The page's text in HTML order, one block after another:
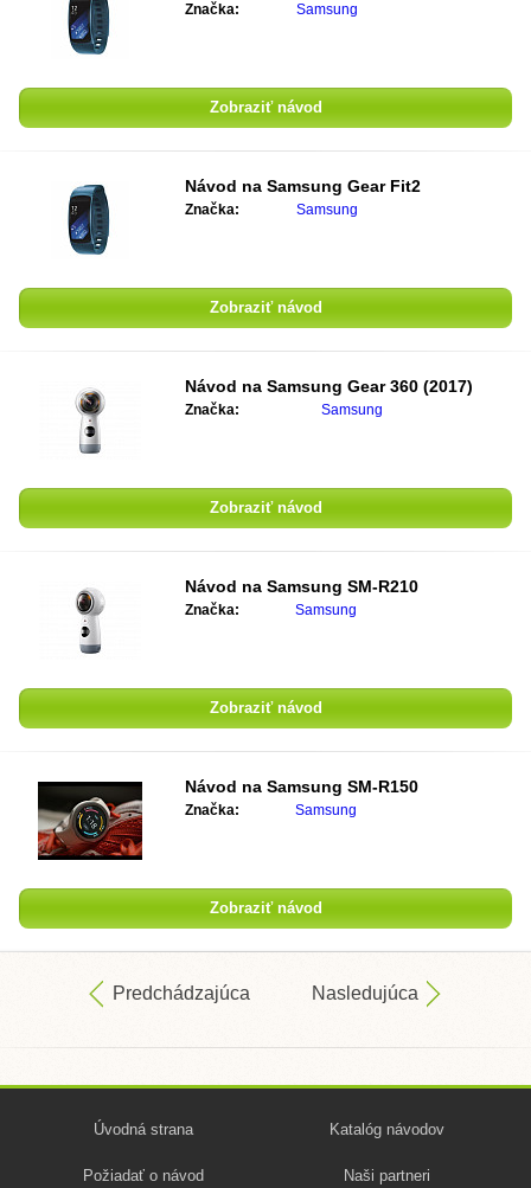
Značka: Samsung
Zobraziť návod
Návod na Samsung Gear Fit2
Značka: Samsung
Zobraziť návod
Návod na Samsung ‎Gear 360 (2017)‎
Značka: Samsung
Zobraziť návod
Návod na Samsung SM-R210
Značka: Samsung
Zobraziť návod
Návod na Samsung SM-R150
Značka: Samsung
Zobraziť návod
Predchádzajúca Nasledujúca
Úvodná strana Katalóg návodov
Požiadať o návod Naši partneri